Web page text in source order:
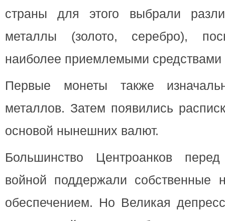
страны для этого выбрали
металлы (золото, серебро),
наиболее приемлемыми средствами
Первые монеты также
металлов. Затем появились
основой нынешних валют.
Большинство Центроанков
войной поддержали собственные
обеспечением. Но Великая